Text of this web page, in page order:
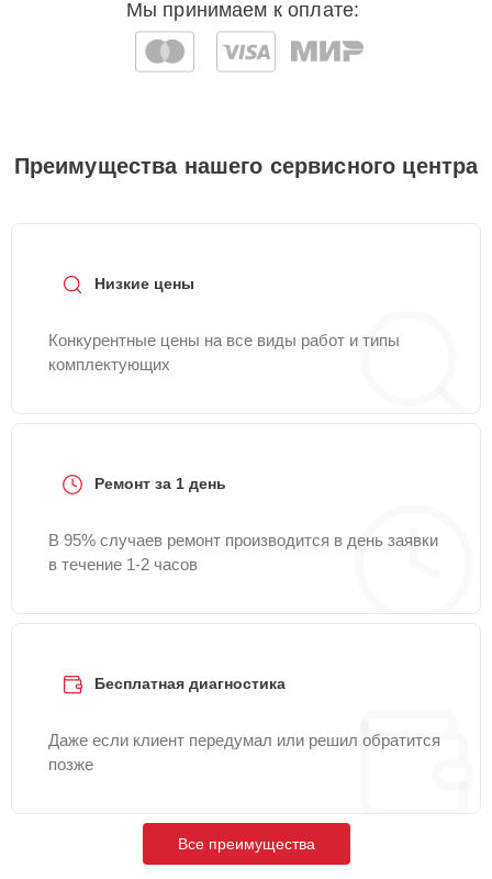
Мы принимаем к оплате:
Преимущества нашего сервисного центра
Низкие цены
Конкурентные цены на все виды работ и типы
комплектующих
Ремонт за 1 день
В 95% случаев ремонт производится в день заявки
в течение 1-2 часов
Бесплатная диагностика
Даже если клиент передумал или решил обратится
позже
Все преимущества